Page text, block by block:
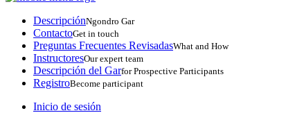
DescripciónNgondro Gar
ContactoGet in touch
Preguntas Frecuentes RevisadasWhat and How
InstructoresOur expert team
Descripción del Garfor Prospective Participants
RegistroBecome participant
Inicio de sesión